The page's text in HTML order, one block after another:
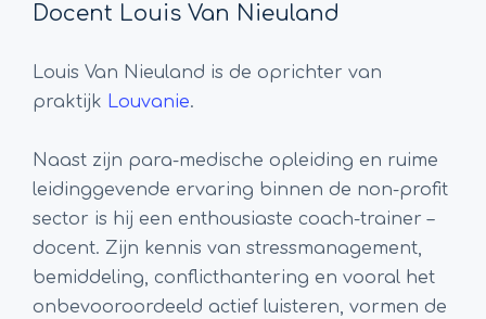
Docent Louis Van Nieuland
Louis Van Nieuland is de oprichter van
praktijk Louvanie.
Naast zijn para-medische opleiding en ruime
leidinggevende ervaring binnen de non-profit
sector is hij een enthousiaste coach-trainer –
docent. Zijn kennis van stressmanagement,
bemiddeling, conflicthantering en vooral het
onbevooroordeeld actief luisteren, vormen de